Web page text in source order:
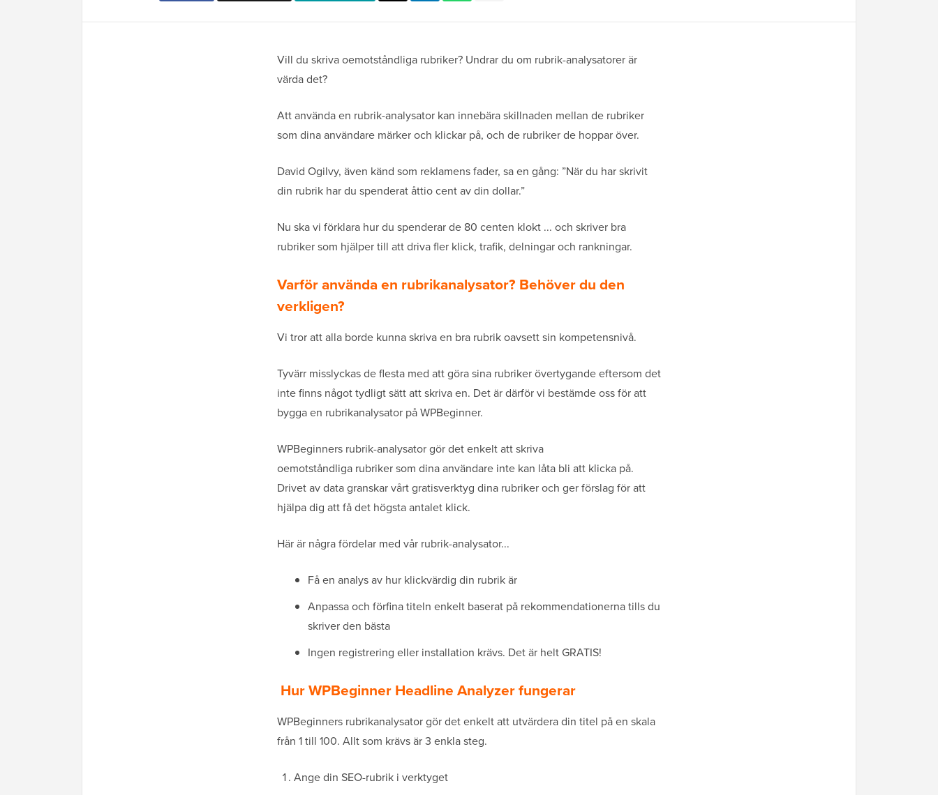
Vill du skriva oemotståndliga rubriker? Undrar du om rubrik-analysatorer är
värda det?
Att använda en rubrik-analysator kan innebära skillnaden mellan de rubriker
som dina användare märker och klickar på, och de rubriker de hoppar över.
David Ogilvy, även känd som reklamens fader, sa en gång: ”När du har skrivit
din rubrik har du spenderat åttio cent av din dollar.”
Nu ska vi förklara hur du spenderar de 80 centen klokt ... och skriver bra
rubriker som hjälper till att driva fler klick, trafik, delningar och rankningar.
Varför använda en rubrikanalysator? Behöver du den
verkligen?
Vi tror att alla borde kunna skriva en bra rubrik oavsett sin kompetensnivå.
Tyvärr misslyckas de flesta med att göra sina rubriker övertygande eftersom det
inte finns något tydligt sätt att skriva en. Det är därför vi bestämde oss för att
bygga en rubrikanalysator på WPBeginner.
WPBeginners rubrik-analysator gör det enkelt att skriva
oemotståndliga rubriker som dina användare inte kan låta bli att klicka på.
Drivet av data granskar vårt gratisverktyg dina rubriker och ger förslag för att
hjälpa dig att få det högsta antalet klick.
Här är några fördelar med vår rubrik-analysator...
Få en analys av hur klickvärdig din rubrik är
Anpassa och förfina titeln enkelt baserat på rekommendationerna tills du
skriver den bästa
Ingen registrering eller installation krävs. Det är helt GRATIS!
Hur WPBeginner Headline Analyzer fungerar
WPBeginners rubrikanalysator gör det enkelt att utvärdera din titel på en skala
från 1 till 100. Allt som krävs är 3 enkla steg.
Ange din SEO-rubrik i verktyget